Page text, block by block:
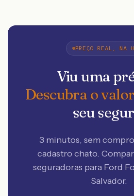
PREÇO REAL, NA
Viu uma
Descubra o
seu
3 minutos, sem
cadastro chato.
seguradoras para Ford
Salvador.